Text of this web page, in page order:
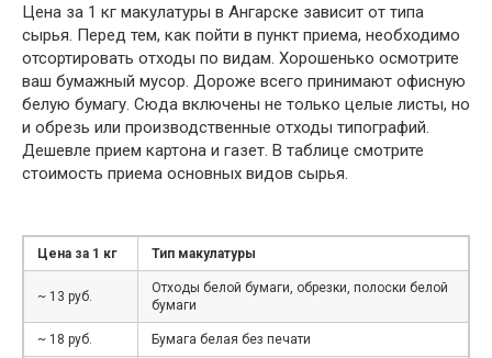
Цена за 1 кг макулатуры в Ангарске зависит от типа
сырья. Перед тем, как пойти в пункт приема, необходимо
отсортировать отходы по видам. Хорошенько осмотрите
ваш бумажный мусор. Дороже всего принимают офисную
белую бумагу. Сюда включены не только целые листы, но
и обрезь или производственные отходы типографий.
Дешевле прием картона и газет. В таблице смотрите
стоимость приема основных видов сырья.
Цена за 1 кг Тип макулатуры
~ 13 руб.
Отходы белой бумаги, обрезки, полоски белой
бумаги
~ 18 руб. Бумага белая без печати